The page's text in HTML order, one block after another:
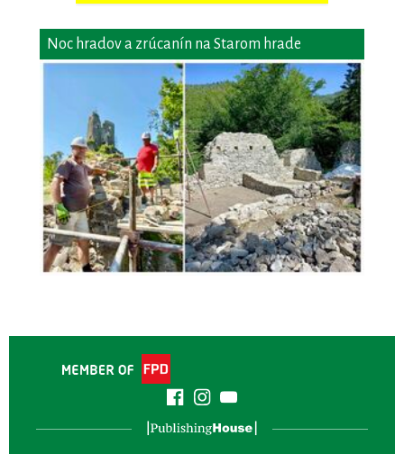
Noc hradov a zrúcanín na Starom hrade